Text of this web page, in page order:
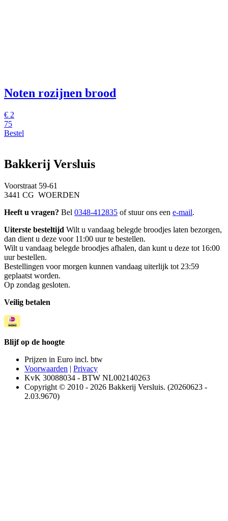
Noten rozijnen brood
€ 2
75
Bestel
Bakkerij Versluis
Voorstraat 59-61
3441 CG WOERDEN
Heeft u vragen? Bel 0348-412835 of stuur ons een e-mail.
Uiterste besteltijd Wilt u vandaag belegde broodjes laten bezorgen,
dan dient u deze voor 11:00 uur te bestellen.
Wilt u vandaag belegde broodjes afhalen, dan kunt u deze tot 16:00
uur bestellen.
Bestellingen voor morgen kunnen vandaag uiterlijk tot 23:59
geplaatst worden.
Op zondag gesloten.
Veilig betalen
Blijf op de hoogte
Prijzen in Euro incl. btw
Voorwaarden | Privacy
KvK 30088034 - BTW NL002140263
Copyright © 2010 - 2026 Bakkerij Versluis. (20260623 -
2.03.9670)